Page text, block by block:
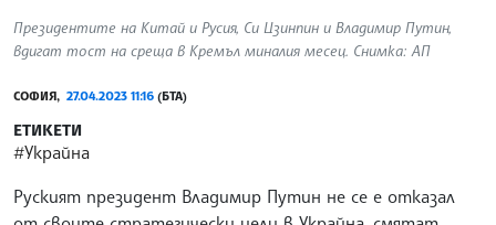
Президентите на Китай и Русия, Си Цзинпин и Владимир Путин,
вдигат тост на среща в Кремъл миналия месец. Снимка: АП
СОФИЯ, 27.04.2023 11:16 (БТА)
ЕТИКЕТИ
#Украйна
Руският президент Владимир Путин не се е отказал